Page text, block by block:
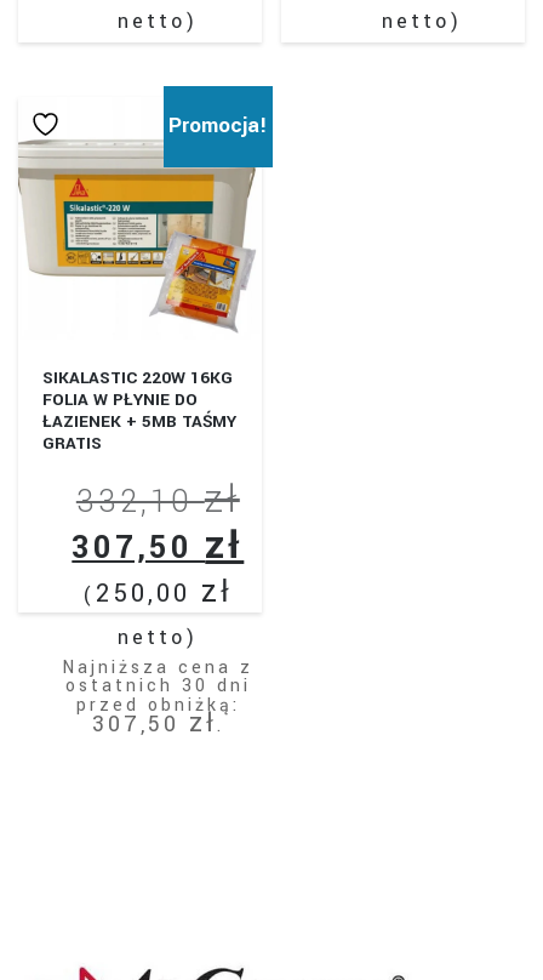
netto) netto)
Promocja!
SIKALASTIC 220W 16KG
FOLIA W PŁYNIE DO
ŁAZIENEK + 5MB TAŚMY
GRATIS
332,10złPierwotna
cena
332,10 zł.
307,50 zł
307,50 zł.
( 250,00 zł
netto)
Najniższa cena z
ostatnich 30 dni
przed obniżką:
307,50 zł.